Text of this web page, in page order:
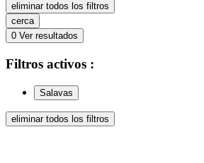
eliminar todos los filtros
cerca
0 Ver resultados
Filtros activos :
Salavas
eliminar todos los filtros